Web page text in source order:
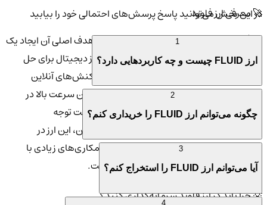
🚀 معرفی ارز فلوید
ارزفلوید
(FLUID) یک توکن دیجیتال است که هدف اصلی آن ایجاد یک
سیستم مالی غیرمتمرکز و سریع است. این ارز دیجیتال برای حل
مشکلات موجود در سیستم‌های پرداخت و تراکنش‌های آنلاین
طراحی شده است. فلوید به دلیل ویژگی‌هایی چون سرعت بالا در
پردازش تراکنش‌ها و هزینه‌های کم، توانسته است توجه
سرمایه‌گذاران زیادی را به خود جلب کند. همچنین، این ارز در
پلتفرم‌های مختلف به کار گرفته می‌شود و همکاری‌های زیادی با
پروژه‌های دیگر در دنیای بلاک‌چین داشته است.
💡 چرا باید در ارز فلوید سرمایه‌گذاری کنید؟
در این بخش می‌توانید پاسخ پرسش‌های احتمالی خود را بیابید
ارز FLUID چیست و چه کاربردهایی دارد؟
چگونه می‌توانم ارز FLUID را خریداری کنم؟
آیا می‌توانم ارز FLUID را استخراج کنم؟